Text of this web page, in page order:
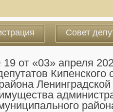
Совет
«03» апреля
Кипенского